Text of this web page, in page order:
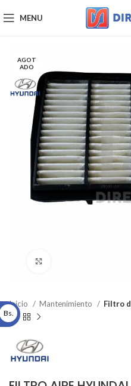
MENU
AGOT
ADO
Inicio Mantenimiento Filtro
Bs.